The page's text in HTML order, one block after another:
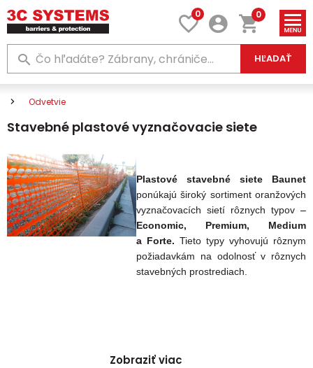
0
HĽADAŤ
0
Odvetvie
Stavebné plastové vyznačovacie siete
Plastové stavebné siete Baunet
ponúkajú široký sortiment oranžových
vyznačovacích sietí rôznych typov –
Economic, Premium, Medium
a Forte. Tieto typy vyhovujú rôznym
požiadavkám na odolnosť v rôznych
stavebných prostrediach.
Zobraziť viac